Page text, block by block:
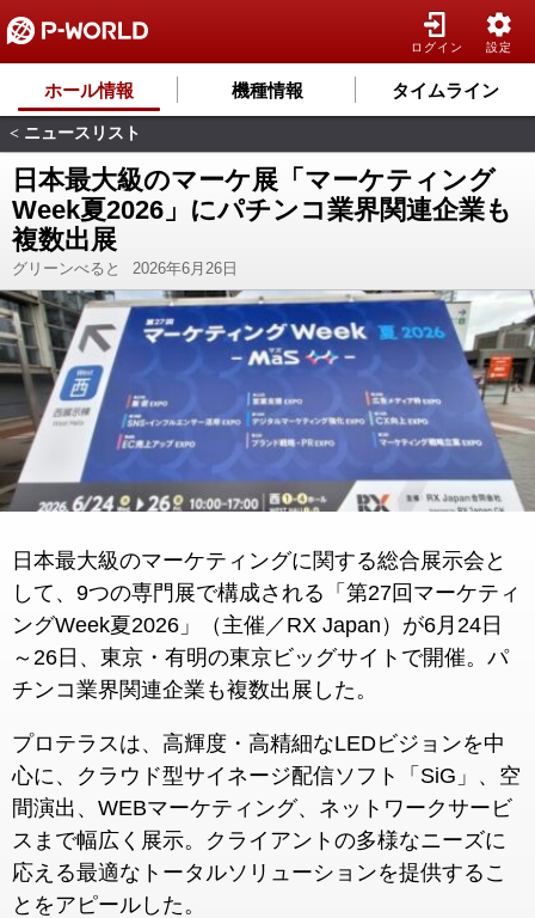
ログイン 設定
ホール情報 機種情報 タイムライン
< ニュースリスト
日本最大級のマーケ展「マーケティング
Week夏2026」にパチンコ業界関連企業も
複数出展
グリーンべると 2026年6月26日
日本最大級のマーケティングに関する総合展示会と
して、9つの専門展で構成される「第27回マーケティ
ングWeek夏2026」（主催／RX Japan）が6月24日
～26日、東京・有明の東京ビッグサイトで開催。パ
チンコ業界関連企業も複数出展した。
プロテラスは、高輝度・高精細なLEDビジョンを中
心に、クラウド型サイネージ配信ソフト「SiG」、空
間演出、WEBマーケティング、ネットワークサービ
スまで幅広く展示。クライアントの多様なニーズに
応える最適なトータルソリューションを提供するこ
とをアピールした。